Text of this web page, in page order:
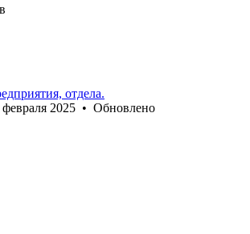
отдела.
февраля 2025 • Обновлено